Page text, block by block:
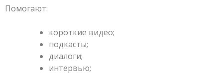
Помогают:
короткие видео;
подкасты;
диалоги;
интервью;